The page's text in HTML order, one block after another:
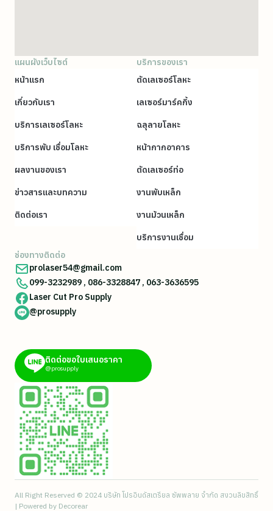
แผนผังเว็บไซต์
หน้าแรก
เกี่ยวกับเรา
บริการเลเซอร์โลหะ
บริการพับ เชื่อมโลหะ
ผลงานของเรา
ข่าวสารและบทความ
ติดต่อเรา
บริการของเรา
ตัดเลเซอร์โลหะ
เลเซอร์มาร์คกิ้ง
ฉลุลายโลหะ
หน้ากากอาคาร
ตัดเลเซอร์ท่อ
งานพับเหล็ก
งานม้วนเหล็ก
บริการงานเชื่อม
ช่องทางติดต่อ
prolaser54@gmail.com
099-3232989 , 086-3328847 , 063-3636595
Laser Cut Pro Supply
@prosupply
ติดต่อขอใบเสนอราคา
@prosupply
All Right Reserved © 2024 บริษัท โปรอินดัสเตรียล ซัพพลาย จำกัด สงวนลิขสิทธิ์
| Powered by Decorear